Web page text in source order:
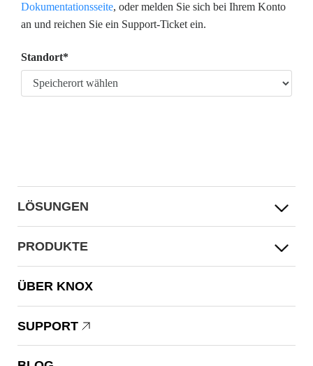
Dokumentationsseite, oder melden Sie sich bei Ihrem Konto
an und reichen Sie ein Support-Ticket ein.
Standort*
LÖSUNGEN
PRODUKTE
ÜBER KNOX
SUPPORT